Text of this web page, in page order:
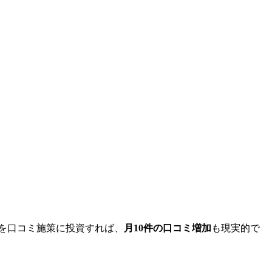
コミ施策に投資すれば、 月10件の口コミ増加 も現実的で